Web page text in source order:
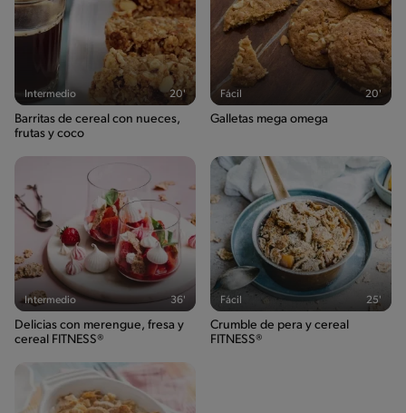
Intermedio 20'
Barritas de cereal con nueces,
frutas y coco
Fácil 20'
Galletas mega omega
Intermedio 36'
Delicias con merengue, fresa y
cereal FITNESS®
Fácil 25'
Crumble de pera y cereal
FITNESS®